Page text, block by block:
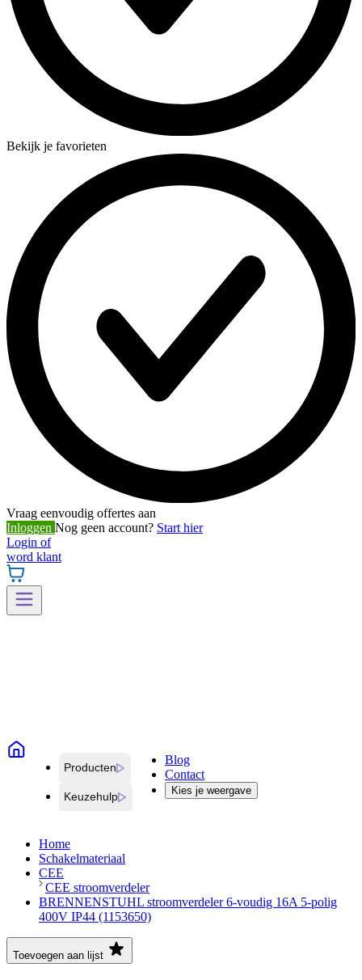
Bekijk je favorieten
Vraag eenvoudig offertes aan
Inloggen Nog geen account? Start hier
Login of
word klant
Producten
Keuzehulp
Blog
Contact
Kies je weergave
Home
Schakelmateriaal
CEE
CEE stroomverdeler
BRENNENSTUHL stroomverdeler 6-voudig 16A 5-polig
400V IP44 (1153650)
Toevoegen aan lijst